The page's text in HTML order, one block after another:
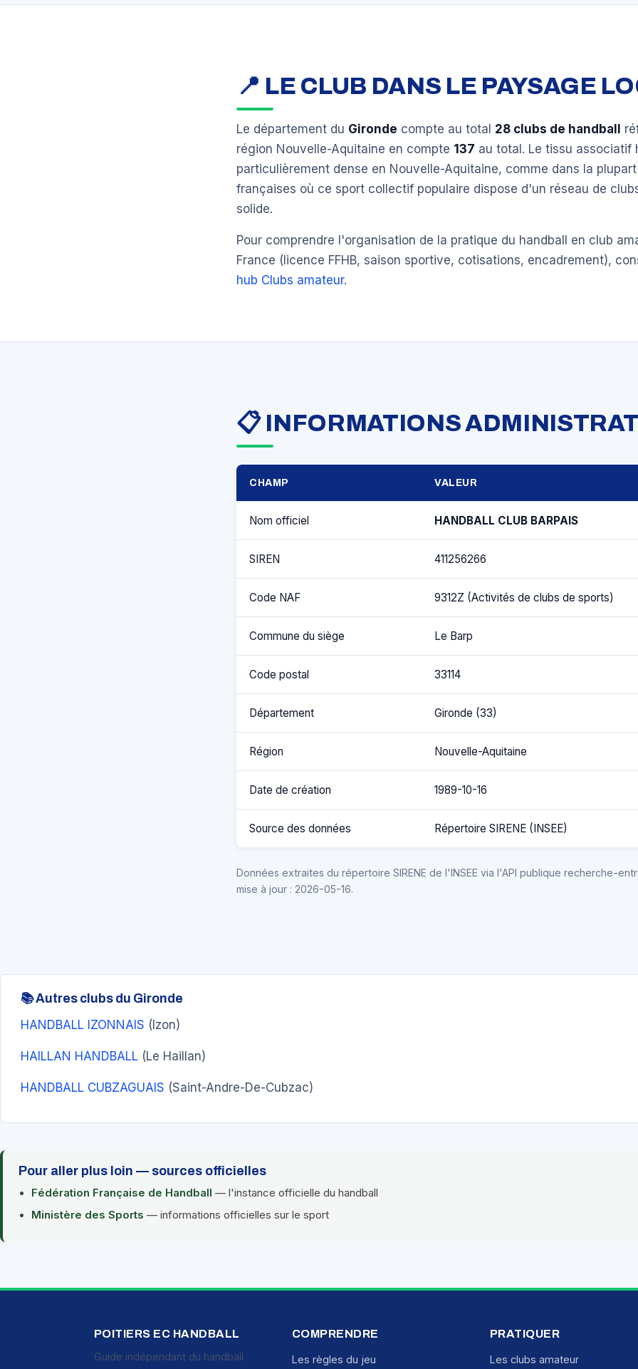
📍 LE CLUB DANS LE PAYSAGE
Le département du Gironde compte au total 28 clubs de handball
région Nouvelle-Aquitaine en compte 137 au total. Le tissu associatif
particulièrement dense en Nouvelle-Aquitaine, comme dans la
françaises où ce sport collectif populaire dispose d'un réseau de
solide.
Pour comprendre l'organisation de la pratique du handball en club
France (licence FFHB, saison sportive, cotisations, encadrement),
hub Clubs amateur.
📋 INFORMATIONS
CHAMP VALEUR
Nom officiel HANDBALL CLUB BARPAIS
SIREN 411256266
Code NAF 9312Z (Activités de clubs de sports)
Commune du siège Le Barp
Code postal 33114
Département Gironde (33)
Région Nouvelle-Aquitaine
Date de création 1989-10-16
Source des données Répertoire SIRENE (INSEE)
Données extraites du répertoire SIRENE de l'INSEE via l'API publique recherche-
mise à jour : 2026-05-16.
📚 Autres clubs du Gironde
HANDBALL IZONNAIS (Izon)
HAILLAN HANDBALL (Le Haillan)
HANDBALL CUBZAGUAIS (Saint-Andre-De-Cubzac)
Pour aller plus loin — sources officielles
Fédération Française de Handball — l'instance officielle du handball
Ministère des Sports — informations officielles sur le sport
POITIERS EC HANDBALL
Guide indépendant du handball
COMPRENDRE
Les règles du jeu
PRATIQUER
Les clubs amateur